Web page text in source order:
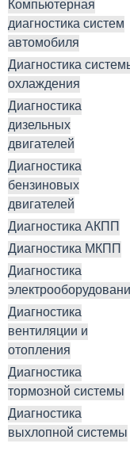
Компьютерная
диагностика систем
автомобиля
Диагностика
охлаждения
Диагностика
дизельных
двигателей
Диагностика
бензиновых
двигателей
Диагностика АКПП
Диагностика МКПП
Диагностика
Диагностика
вентиляции и
отопления
Диагностика
тормозной системы
Диагностика
выхлопной системы